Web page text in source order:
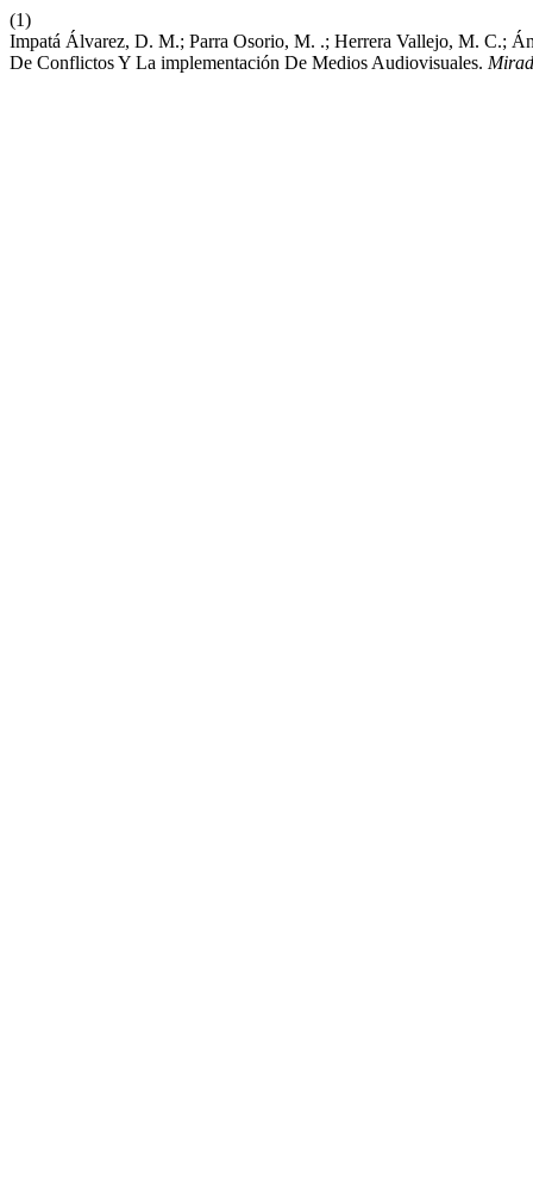
(1)
Impatá Álvarez, D. M.; Parra Osorio, M. .; Herrera Vallejo, M. C.;
De Conflictos Y La implementación De Medios Audiovisuales.